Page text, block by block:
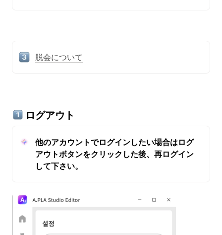
脱会について
ログアウト
他のアカウントでログインしたい場合はログ
アウトボタンをクリックした後、再ログイン
して下さい。